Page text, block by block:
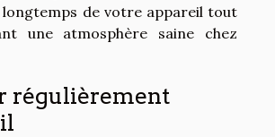
de votre appareil tout
une atmosphère saine chez
régulièrement